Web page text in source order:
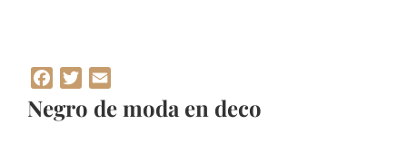
Facebook
Twitter
Negro de moda en deco